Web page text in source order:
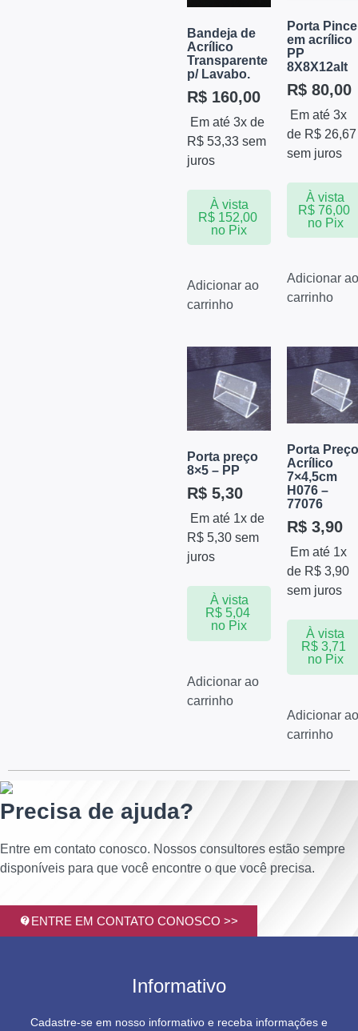
Bandeja de
Acrílico
Transparente
p/ Lavabo.
R$ 160,00
Em até 3x de
R$ 53,33 sem
juros
À vista
R$152,00
no Pix
Adicionar ao
carrinho
Porta
em acrílico
PP
8X8X12alt
R$ 80,00
Em até 3x
de R$ 26,67
sem juros
À vista
R$76,00
no Pix
Adicionar
carrinho
Porta preço
8×5 – PP
R$ 5,30
Em até 1x de
R$ 5,30 sem
juros
À vista
R$5,04
no Pix
Adicionar ao
carrinho
Porta
Acrílico
7×4,5cm
H076 –
77076
R$ 3,90
Em até 1x
de R$ 3,90
sem juros
À vista
R$ 3,71
no Pix
Adicionar
carrinho
Precisa de ajuda?
Entre em contato conosco. Nossos consultores estão sempre
disponíveis para que você encontre o que você precisa.
ENTRE EM CONTATO CONOSCO >>
Informativo
Cadastre-se em nosso informativo e receba informações e